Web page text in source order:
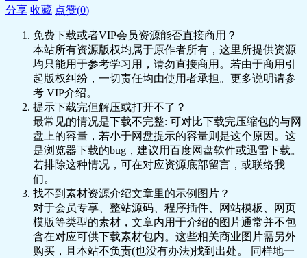
🎵 06 药物：抗病毒的特效药在哪里？.mp3
🎵 07 溯源：病毒生命到底从何而来？.mp3
📝 07 溯源：病毒生命到底从何而来？.doc
🎵 07 溯源：病毒生命到底从何而来？.mp3
📝 08 纠缠：病毒怎样影响人类文明？.doc
🎵 08 纠缠：病毒怎样影响人类文明？.mp3
📝 08 纠缠：病毒怎样影响人类文明？.doc
🎵 08 纠缠：病毒怎样影响人类文明？.mp3
📝 09 结语：人类能最终战胜病毒吗？.doc
🎵 09 结语：人类能最终战胜病毒吗？.mp3
📝 09 结语：人类能最终战胜病毒吗？.doc
📝 发刊词 来，认识一位奇怪的伙伴.doc
🎵 发刊词 来，认识一位奇怪的伙伴.mp3
📝 发刊词 来，认识一位奇怪的伙伴.doc
🎵 发刊词 来，认识一位奇怪的伙伴.mp3
分享 收藏 点赞(0)
免费下载或者VIP会员资源能否直接商用？
本站所有资源版权均属于原作者所有，这里所提供资源
均只能用于参考学习用，请勿直接商用。若由于商用引
起版权纠纷，一切责任均由使用者承担。更多说明请参
考 VIP介绍。
提示下载完但解压或打开不了？
最常见的情况是下载不完整: 可对比下载完压缩包的与网
盘上的容量，若小于网盘提示的容量则是这个原因。这
是浏览器下载的bug，建议用百度网盘软件或迅雷下载。
若排除这种情况，可在对应资源底部留言，或联络我
们。
找不到素材资源介绍文章里的示例图片？
对于会员专享、整站源码、程序插件、网站模板、网页
模版等类型的素材，文章内用于介绍的图片通常并不包
含在对应可供下载素材包内。这些相关商业图片需另外
购买，且本站不负责(也没有办法)找到出处。 同样地一